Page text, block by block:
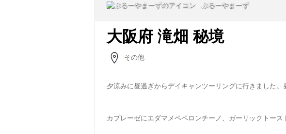
ぶるーやまーず
大阪府 滝畑 秘境
その他
夕涼みに昼過ぎからデイキャンツーリングに行きました。
カプレーゼにエダマメペペロンチーノ、ガーリックトー